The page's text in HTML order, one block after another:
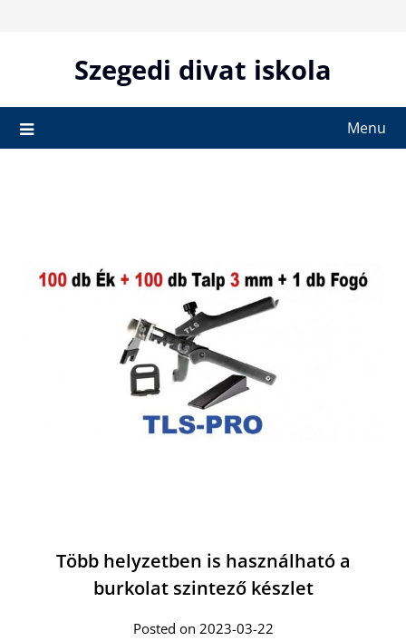
Szegedi divat iskola
Menu
Több helyzetben is használható a
burkolat szintező készlet
Posted on 2023-03-22